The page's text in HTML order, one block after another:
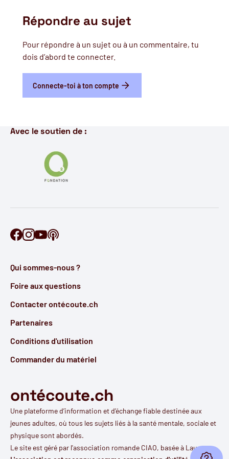
Répondre au sujet
Pour répondre à un sujet ou à un commentaire, tu
dois d’abord te connecter.
Connecte-toi à ton compte
Avec le soutien de :
Retrouve Ontécoute sur Facebook
Retrouve Ontécoute sur Instagram
Retrouve Ontécoute sur YouTube
Qui sommes-nous ?
Foire aux questions
Contacter ontécoute.ch
Partenaires
Conditions d'utilisation
Commander du matériel
ontécoute.ch
Une plateforme d’information et d’échange fiable destinée aux
jeunes adultes, où tous les sujets liés à la santé mentale, sociale et
physique sont abordés.
Le site est géré par l'association romande CIAO, basée à Lausanne.